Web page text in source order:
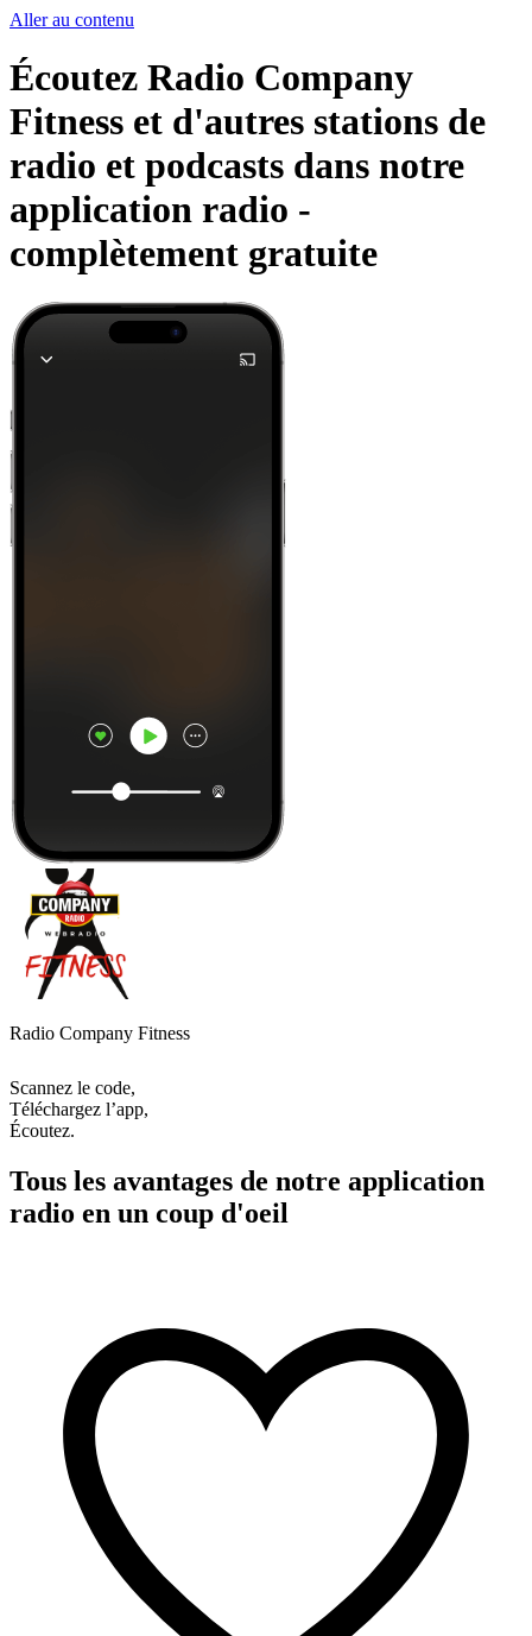
Aller au contenu
Écoutez Radio Company
Fitness et d'autres stations de
radio et podcasts dans notre
application radio -
complètement gratuite
Radio Company Fitness
Scannez le code,
Téléchargez l’app,
Écoutez.
Tous les avantages de notre application
radio en un coup d'oeil